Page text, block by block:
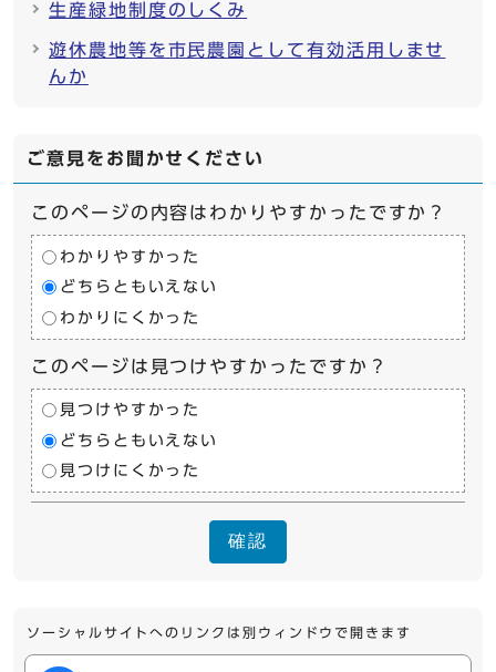
生産緑地制度のしくみ
遊休農地等を市民農園として有効活用しませ
んか
ご意見をお聞かせください
このページの内容はわかりやすかったですか？
わかりやすかった
どちらともいえない
わかりにくかった
このページは見つけやすかったですか？
見つけやすかった
どちらともいえない
見つけにくかった
確認
ソーシャルサイトへのリンクは別ウィンドウで開きます